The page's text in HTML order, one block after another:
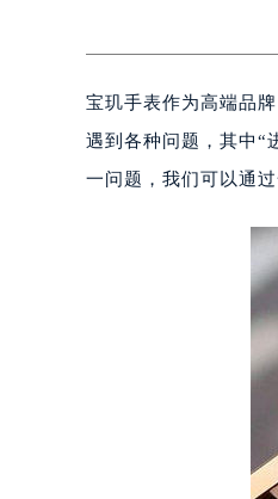
宝玑手表作为高端品
遇到各种问题，其中“
一问题，我们可以通过